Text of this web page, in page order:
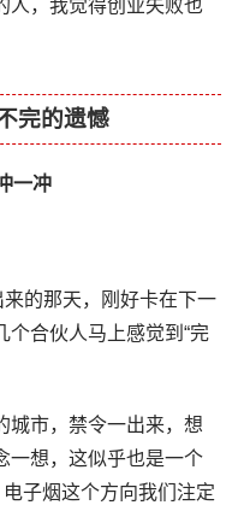
人，我觉得创业失败也
完的遗憾
一冲
的那天，刚好卡在下一
个合伙人马上感觉到“完
城市，禁令一出来，想
一想，这似乎也是一个
子烟这个方向我们注定